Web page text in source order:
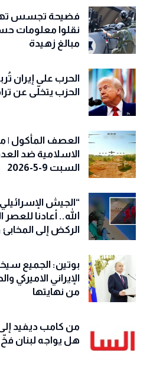
فضيحة تجسس
نقلوا معلومات
مبالغ زهيدة
الحرب على إيران
الحزب يتخلّى عن
العصف المأكول |
الاسلامية ضد
السبت 9-5-2026
“الجيش
الله.. أعادنا
الركض إلى المخابئ
بوتين: الجميع
الإيراني الاميركي
من نهايتها
من كامب ديفيد إلى
هل يواجه لبنان فخّ